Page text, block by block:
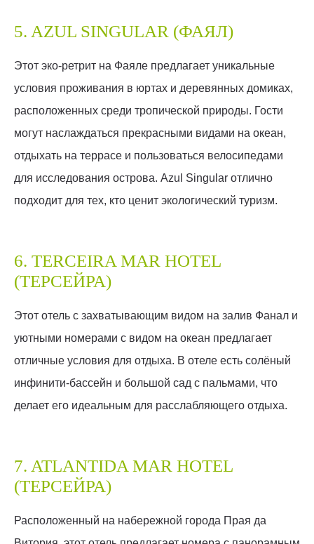
5. AZUL SINGULAR (ФАЯЛ)
Этот эко-ретрит на Фаяле предлагает уникальные
условия проживания в юртах и деревянных домиках,
расположенных среди тропической природы. Гости
могут наслаждаться прекрасными видами на океан,
отдыхать на террасе и пользоваться велосипедами
для исследования острова. Azul Singular отлично
подходит для тех, кто ценит экологический туризм.
6. TERCEIRA MAR HOTEL
(ТЕРСЕЙРА)
Этот отель с захватывающим видом на залив Фанал и
уютными номерами с видом на океан предлагает
отличные условия для отдыха. В отеле есть солёный
инфинити-бассейн и большой сад с пальмами, что
делает его идеальным для расслабляющего отдыха.
7. ATLANTIDA MAR HOTEL
(ТЕРСЕЙРА)
Расположенный на набережной города Прая да